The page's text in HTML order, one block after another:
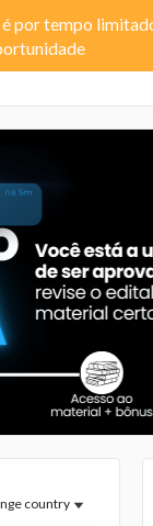
por tempo
country